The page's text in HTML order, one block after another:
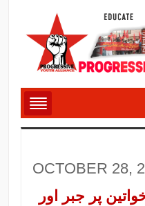
OCTOBER 28,
پر جبر اور